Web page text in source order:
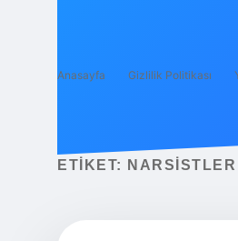
Anasayfa Gizlilik Politikası
ETIKET: